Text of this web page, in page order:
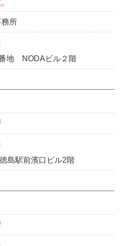
所
地 NODAビル２階
島駅前濱口ビル2階